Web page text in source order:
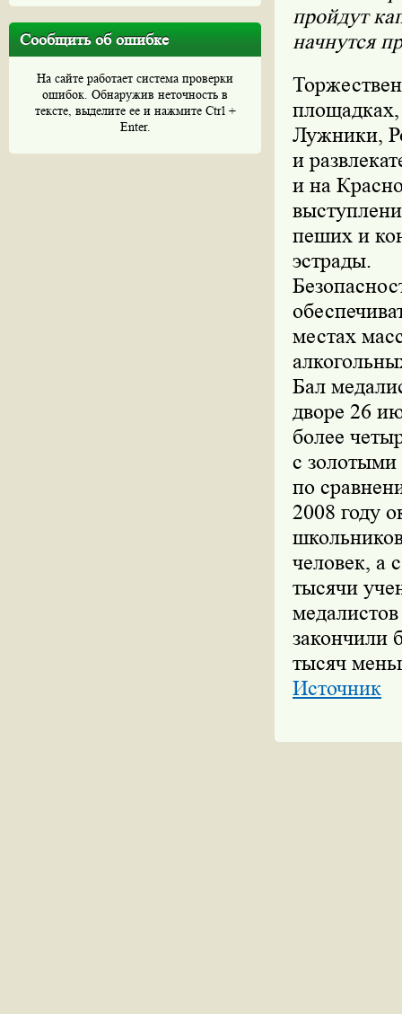
Сообщить об ошибке
На сайте работает система проверки
ошибок. Обнаружив неточность в
тексте, выделите ее и нажмите Ctrl +
Enter.
пройдут
начнутся
Лужники,
и
и на
пеших и
эстрады.
местах
Бал
дворе 26
более
с
по
2008 году
человек, а
тысячи
закончили
тысяч
Источник